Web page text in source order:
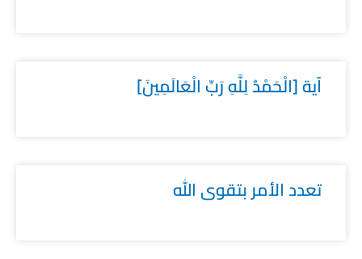
آية [الْحَمْدُ لِلَّهِ رَبِّ الْعَالَمِينَ]
تعدد الأمر بتقوى الله